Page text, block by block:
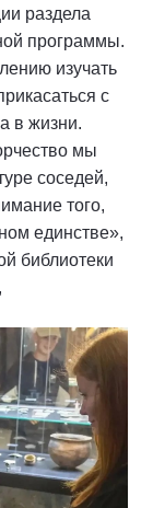
раздела
программы.
изучать
с
в жизни.
мы
соседей,
того,
единстве»,
библиотеки